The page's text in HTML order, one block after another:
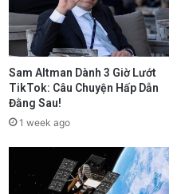
Sam Altman Dành 3 Giờ Lướt
TikTok: Câu Chuyện Hấp Dẫn
Đằng Sau!
1 week ago